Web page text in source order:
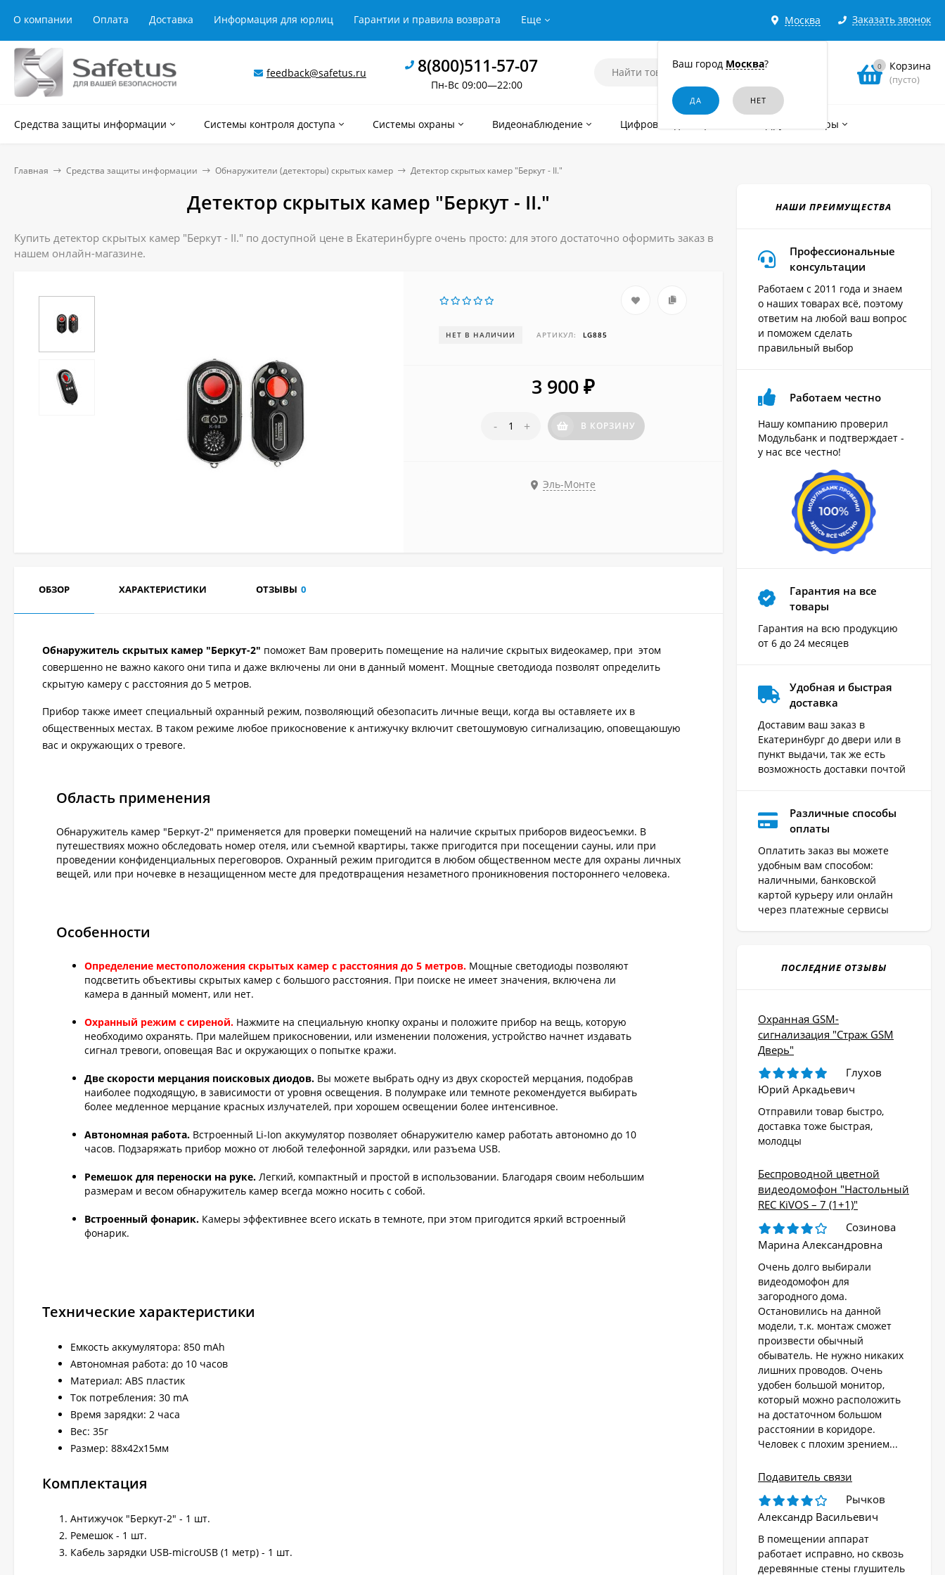
Москва
Ваш город Москва?
Заказать звонок
О компании Оплата Доставка Информация для юрлиц Гарантии и правила возврата Еще
feedback@safetus.ru 8(800)511-57-07
Пн-Вс 09:00—22:00
0 Корзина
(пусто)
Средства защиты информации Системы контроля доступа Системы охраны Видеонаблюдение Цифровые диктофоны Другие товары
Главная Средства защиты информации Обнаружители (детекторы) скрытых камер Детектор скрытых камер "Беркут - II."
Детектор скрытых камер "Беркут - II."
Купить детектор скрытых камер "Беркут - II." по доступной цене в Екатеринбурге очень просто: для этого достаточно оформить заказ в
нашем онлайн-магазине.
НЕТ В НАЛИЧИИ АРТИКУЛ: LG885
3 900 ₽
- + В КОРЗИНУ
Эль-Монте
ОБЗОР ХАРАКТЕРИСТИКИ ОТЗЫВЫ 0
Обнаружитель скрытых камер "Беркут-2" поможет Вам проверить помещение на наличие скрытых видеокамер, при этом
совершенно не важно какого они типа и даже включены ли они в данный момент. Мощные светодиода позволят определить
скрытую камеру с расстояния до 5 метров.
Прибор также имеет специальный охранный режим, позволяющий обезопасить личные вещи, когда вы оставляете их в
общественных местах. В таком режиме любое прикосновение к антижучку включит светошумовую сигнализацию, оповещаюшую
вас и окружающих о тревоге.
Область применения
Обнаружитель камер "Беркут-2" применяется для проверки помещений на наличие скрытых приборов видеосъемки. В
путешествиях можно обследовать номер отеля, или съемной квартиры, также пригодится при посещении сауны, или при
проведении конфиденциальных переговоров. Охранный режим пригодится в любом общественном месте для охраны личных
вещей, или при ночевке в незащищенном месте для предотвращения незаметного проникновения постороннего человека.
Особенности
Определение местоположения скрытых камер с расстояния до 5 метров. Мощные светодиоды позволяют
подсветить объективы скрытых камер с большого расстояния. При поиске не имеет значения, включена ли
камера в данный момент, или нет.
Охранный режим с сиреной. Нажмите на специальную кнопку охраны и положите прибор на вещь, которую
необходимо охранять. При малейшем прикосновении, или изменении положения, устройство начнет издавать
сигнал тревоги, оповещая Вас и окружающих о попытке кражи.
Две скорости мерцания поисковых диодов. Вы можете выбрать одну из двух скоростей мерцания, подобрав
наиболее подходящую, в зависимости от уровня освещения. В полумраке или темноте рекомендуется выбирать
более медленное мерцание красных излучателей, при хорошем освещении более интенсивное.
Автономная работа. Встроенный Li-Ion аккумулятор позволяет обнаружителю камер работать автономно до 10
часов. Подзаряжать прибор можно от любой телефонной зарядки, или разъема USB.
Ремешок для переноски на руке. Легкий, компактный и простой в использовании. Благодаря своим небольшим
размерам и весом обнаружитель камер всегда можно носить с собой.
Встроенный фонарик. Камеры эффективнее всего искать в темноте, при этом пригодится яркий встроенный
фонарик.
Технические характеристики
Емкость аккумулятора: 850 mAh
Автономная работа: до 10 часов
Материал: ABS пластик
Ток потребления: 30 mA
Время зарядки: 2 часа
Вес: 35г
Размер: 88х42х15мм
Комплектация
Антижучок "Беркут-2" - 1 шт.
Ремешок - 1 шт.
Кабель зарядки USB-microUSB (1 метр) - 1 шт.
НАШИ ПРЕИМУЩЕСТВА
Профессиональные
консультации
Работаем с 2011 года и знаем
о наших товарах всё, поэтому
ответим на любой ваш вопрос
и поможем сделать
правильный выбор
Работаем честно
Нашу компанию проверил
Модульбанк и подтверждает -
у нас все честно!
Гарантия на все
товары
Гарантия на всю продукцию
от 6 до 24 месяцев
Удобная и быстрая
доставка
Доставим ваш заказ в
Екатеринбург до двери или в
пункт выдачи, так же есть
возможность доставки почтой
Различные способы
оплаты
Оплатить заказ вы можете
удобным вам способом:
наличными, банковской
картой курьеру или онлайн
через платежные сервисы
ПОСЛЕДНИЕ ОТЗЫВЫ
Охранная GSM-
сигнализация "Страж GSM
Дверь"
Глухов
Юрий Аркадьевич
Отправили товар быстро,
доставка тоже быстрая,
молодцы
Беспроводной цветной
видеодомофон "Настольный
REC KiVOS – 7 (1+1)"
Созинова
Марина Александровна
Очень долго выбирали
видеодомофон для
загородного дома.
Остановились на данной
модели, т.к. монтаж сможет
произвести обычный
обыватель. Не нужно никаких
лишних проводов. Очень
удобен большой монитор,
который можно расположить
на достаточном большом
расстоянии в коридоре.
Человек с плохим зрением...
Подавитель связи
Рычков
Александр Васильевич
В помещении аппарат
работает исправно, но сквозь
деревянные стены глушитель